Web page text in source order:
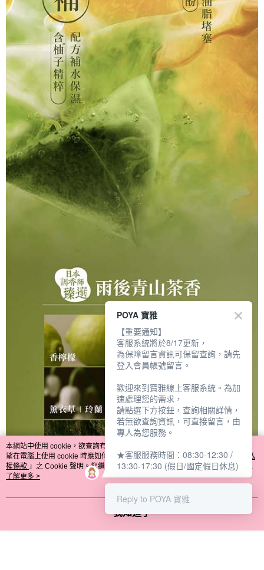
本網站中使用 cookie，欲查詢有關本網站使用 cookie 方式之詳情，及若您不希
望在電腦上使用 cookie 時應如何變更電腦的 cookie 設定，請參閱本網站「
隱私
權條款 」之 Cookie 聲明。您繼續使用本網站即表示您同意本公司得按本網站使
用條款之 Cookie 聲明使用 cookie。
了解更多 >
我知道了
POYA 寶雅
【重要通知】
客服系統將於8/17更新，
為保障留言資訊可保留查詢，請先
登入會員帳號留言。
歡迎來到寶雅線上客服系統。為加
速處理您的需求，
請點選下方按鈕，查詢相關詳情，
若無欲查詢資訊，可直接留言，由
專人為您服務。
★客服服務時間：08:30-12:30 /
13:30-17:30 (假日/國定假日休息)
Reply to POYA 寶雅